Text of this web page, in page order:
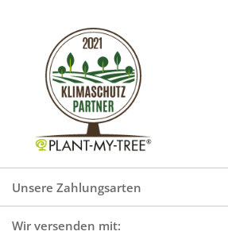
Unsere Zahlungsarten
Wir versenden mit: